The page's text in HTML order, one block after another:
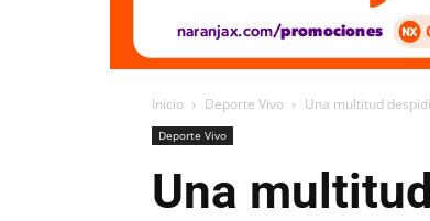
Inicio Deporte Vivo Una multitud
Deporte Vivo
Una